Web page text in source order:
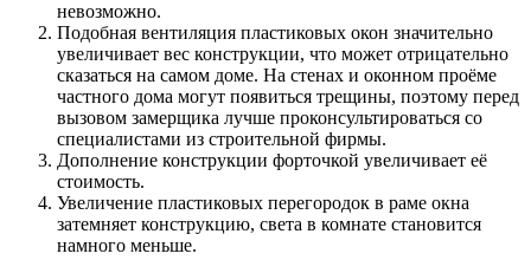
невозможно.
Подобная вентиляция пластиковых окон значительно
увеличивает вес конструкции, что может отрицательно
сказаться на самом доме. На стенах и оконном проёме
частного дома могут появиться трещины, поэтому перед
вызовом замерщика лучше проконсультироваться со
специалистами из строительной фирмы.
Дополнение конструкции форточкой увеличивает её
стоимость.
Увеличение пластиковых перегородок в раме окна
затемняет конструкцию, света в комнате становится
намного меньше.